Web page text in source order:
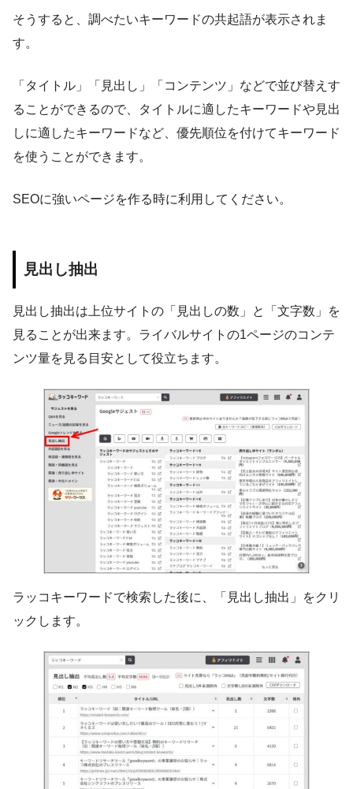
そうすると、調べたいキーワードの共起語が表示されま
す。
「タイトル」「見出し」「コンテンツ」などで並び替えす
ることができるので、タイトルに適したキーワードや見出
しに適したキーワードなど、優先順位を付けてキーワード
を使うことができます。
SEOに強いページを作る時に利用してください。
見出し抽出
見出し抽出は上位サイトの「見出しの数」と「文字数」を
見ることが出来ます。ライバルサイトの1ページのコンテ
ンツ量を見る目安として役立ちます。
ラッコキーワードで検索した後に、「見出し抽出」をクリ
ックします。